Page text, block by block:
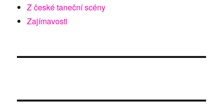
Z české taneční scény
Zajímavosti